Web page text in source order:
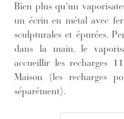
Bien plus qu'un
un écrin en métal avec
sculpturales et épurées.
dans la main, le
accueillir les recharges
Maison (les recharges
séparément).